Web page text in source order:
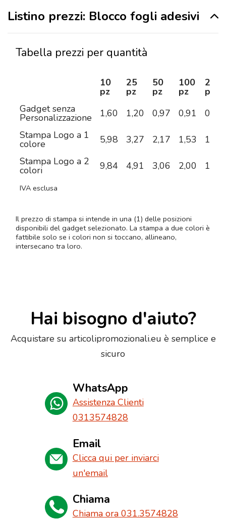
Listino prezzi: Blocco fogli adesivi
Tabella prezzi per quantità
10
pz
25
pz
50
pz
100
pz
250
pz
Gadget senza
Personalizzazione 1,60 1,20 0,97 0,91
0,84
Stampa Logo a 1
colore 5,98 3,27 2,17 1,53
1,13
Stampa Logo a 2
colori 9,84 4,91 3,06 2,00 1,37
IVA esclusa
Il prezzo di stampa si intende in una (1) delle posizioni
disponibili del gadget selezionato. La stampa a due colori è
fattibile solo se i colori non si toccano, allineano,
intersecano tra loro.
Hai bisogno d'aiuto?
Acquistare su articolipromozionali.eu è semplice e
sicuro
WhatsApp
Assistenza Clienti
0313574828
Email
Clicca qui per inviarci
un'email
Chiama
Chiama ora 031.3574828